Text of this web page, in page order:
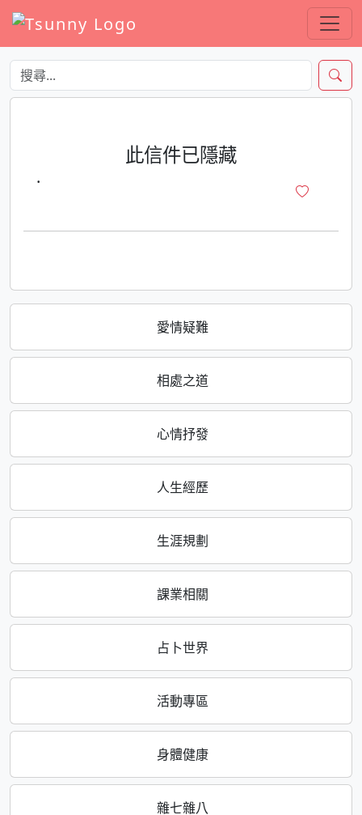
愛情疑難
相處之道
心情抒發
人生經歷
生涯規劃
課業相關
占卜世界
活動專區
身體健康
雜七雜八
此信件已隱藏
·